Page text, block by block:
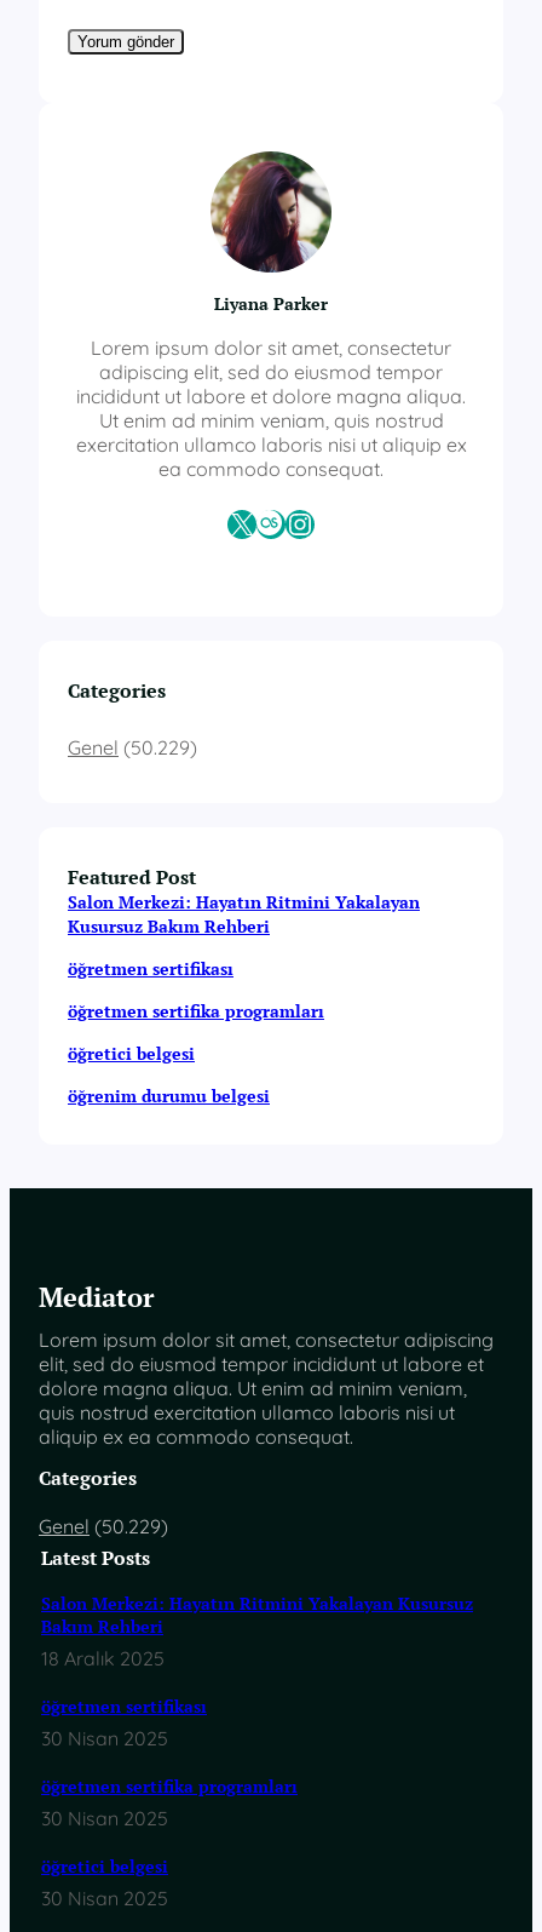
Liyana Parker
Lorem ipsum dolor sit amet, consectetur
adipiscing elit, sed do eiusmod tempor
incididunt ut labore et dolore magna aliqua.
Ut enim ad minim veniam, quis nostrud
exercitation ullamco laboris nisi ut aliquip ex
ea commodo consequat.
X Last.fmInstagram
Categories
Genel (50.229)
Featured Post
Salon Merkezi: Hayatın Ritmini Yakalayan
Kusursuz Bakım Rehberi
öğretmen sertifikası
öğretmen sertifika programları
öğretici belgesi
öğrenim durumu belgesi
Mediator
Lorem ipsum dolor sit amet, consectetur adipiscing
elit, sed do eiusmod tempor incididunt ut labore et
dolore magna aliqua. Ut enim ad minim veniam,
quis nostrud exercitation ullamco laboris nisi ut
aliquip ex ea commodo consequat.
Categories
Genel (50.229)
Latest Posts
Salon Merkezi: Hayatın Ritmini Yakalayan Kusursuz
Bakım Rehberi
18 Aralık 2025
öğretmen sertifikası
30 Nisan 2025
öğretmen sertifika programları
30 Nisan 2025
öğretici belgesi
30 Nisan 2025